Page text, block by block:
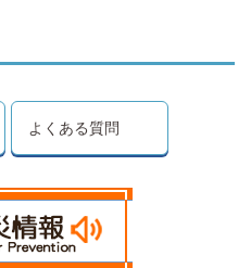
よくある質問